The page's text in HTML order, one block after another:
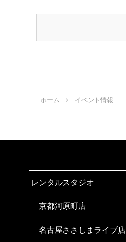
ホーム イベント情報
レンタルスタジオ
京都河原町店
名古屋ささしまライブ店